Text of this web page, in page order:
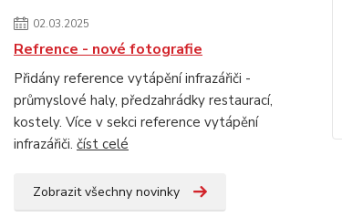
02.03.2025
Refrence - nové fotografie
Přidány reference vytápění infrazářiči -
průmyslové haly, předzahrádky restaurací,
kostely. Více v sekci reference vytápění
infrazářiči. číst celé
Zobrazit všechny novinky